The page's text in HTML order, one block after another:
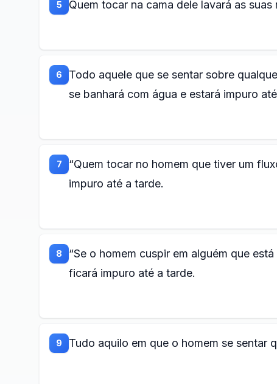
5 Quem tocar na cama dele lavará as
6
Todo aquele que se sentar sobre
se banhará com água e estará impuro
7
“Quem tocar no homem que tiver um
impuro até a tarde.
8
“Se o homem cuspir em alguém que
ficará impuro até a tarde.
9 Tudo aquilo em que o homem se sentar